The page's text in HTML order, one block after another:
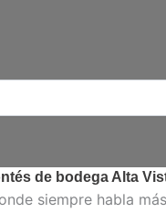
de bodega Alta
siempre habla